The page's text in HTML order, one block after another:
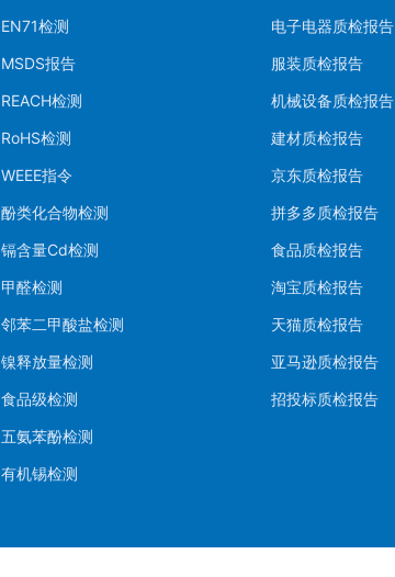
EN71检测
MSDS报告
REACH检测
RoHS检测
WEEE指令
酚类化合物检测
镉含量Cd检测
甲醛检测
邻苯二甲酸盐检测
镍释放量检测
食品级检测
五氨苯酚检测
有机锡检测
电子电器质检报告
服装质检报告
机械设备质检报告
建材质检报告
京东质检报告
拼多多质检报告
食品质检报告
淘宝质检报告
天猫质检报告
亚马逊质检报告
招投标质检报告